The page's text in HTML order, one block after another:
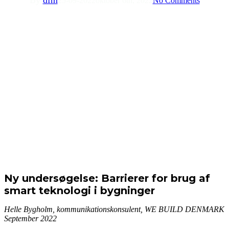
Ny undersøgelse: Barrierer for brug af
smart teknologi i bygninger
Helle Bygholm, kommunikationskonsulent, WE BUILD DENMARK
September 2022